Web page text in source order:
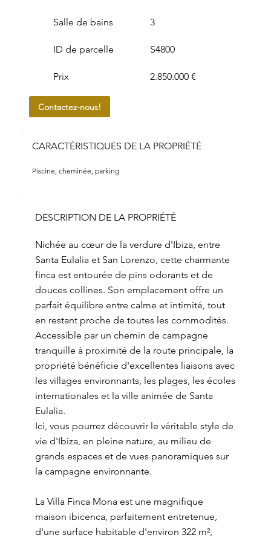
Salle de bains 3
ID de parcelle
Prix
S4800
2.850.000 €
Contactez-nous!
CARACTÉRISTIQUES DE LA PROPRIÉTÉ
Piscine, cheminée, parking
DESCRIPTION DE LA PROPRIÉTÉ
Nichée au cœur de la verdure d'Ibiza, entre
Santa Eulalia et San Lorenzo, cette charmante
finca est entourée de pins odorants et de
douces collines. Son emplacement offre un
parfait équilibre entre calme et intimité, tout
en restant proche de toutes les commodités.
Accessible par un chemin de campagne
tranquille à proximité de la route principale, la
propriété bénéficie d'excellentes liaisons avec
les villages environnants, les plages, les écoles
internationales et la ville animée de Santa
Eulalia.
Ici, vous pourrez découvrir le véritable style de
vie d'Ibiza, en pleine nature, au milieu de
grands espaces et de vues panoramiques sur
la campagne environnante.
La Villa Finca Mona est une magnifique
maison ibicenca, parfaitement entretenue,
d'une surface habitable d'environ 322 m²,